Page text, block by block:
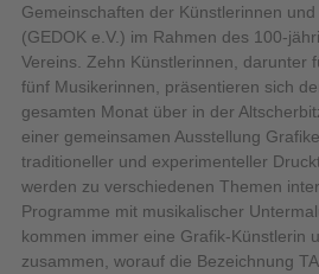
Gemeinschaften der Künstlerinnen
(GEDOK e.V.) im Rahmen des 100-
Vereins. Zehn Künstlerinnen, darunter
fünf Musikerinnen, präsentieren sich
gesamten Monat über in der
einer gemeinsamen Ausstellung
traditioneller und experimenteller
werden zu verschiedenen Themen
Programme mit musikalischer
kommen immer eine Grafik-Künstlerin
zusammen, worauf die Bezeichnung